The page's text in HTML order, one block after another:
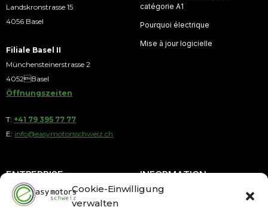
Cookie-Einwilligung
verwalten
Landskronstrasse 15
4056 Basel
Filiale Basel II
Münchensteinerstrasse 2
4052Basel
Öffnungszeiten
T: +41 79 395 77 77
E: info@easymotorsschweiz.ch
catégorie A1
Pourquoi électrique
Mise à jour logicielle
ENTREPRISE
À propos de nous
INFORMATION